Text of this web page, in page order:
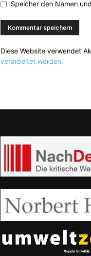
Speicher den Namen
Diese Website verwendet
verarbeitet werden.